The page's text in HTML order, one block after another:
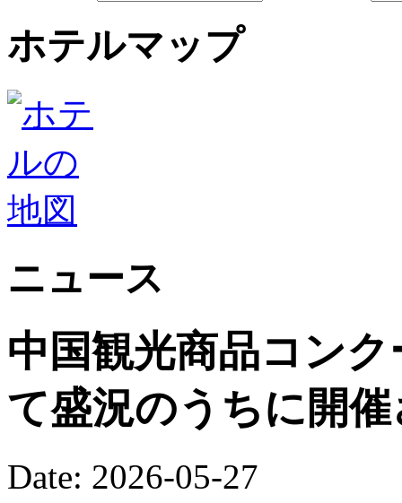
ホテルマップ
ニュース
中国観光商品コン
て盛況のうちに開
Date: 2026-05-27